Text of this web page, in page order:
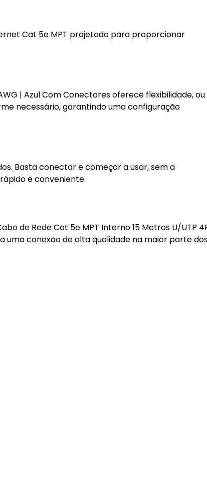
Cat 5e MPT projetado para proporcionar
| Azul Com Conectores oferece flexibilidade, ou
necessário, garantindo uma configuração
Basta conectar e começar a usar, sem a
e conveniente.
de Rede Cat 5e MPT Interno 15 Metros U/UTP
uma conexão de alta qualidade na maior parte